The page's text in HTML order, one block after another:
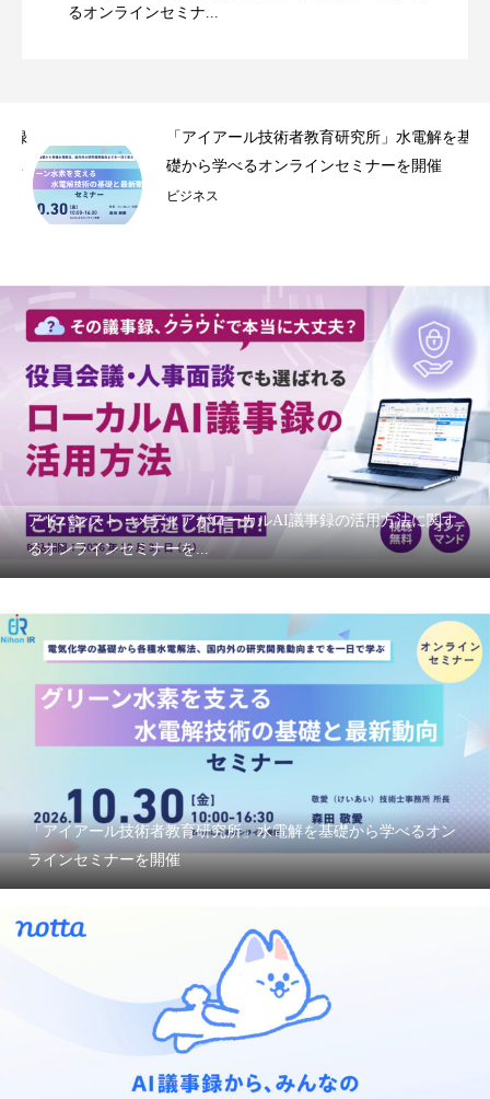
るオンラインセミナ...
「アイアール技術者教育研究所」水電解を基
礎から学べるオンラインセミナーを開催
ビジネス
アドバンスト・メディアがローカルAI議事録の活用方法に関す
るオンラインセミナーを...
「アイアール技術者教育研究所」水電解を基礎から学べるオン
ラインセミナーを開催